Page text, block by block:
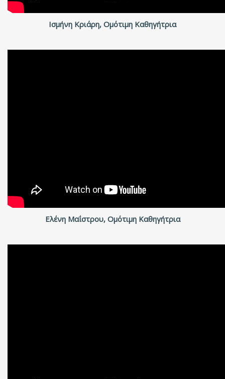
Ισμήνη Κριάρη, Ομότιμη Καθηγήτρια
Ελένη Μαΐστρου, Ομότιμη Καθηγήτρια